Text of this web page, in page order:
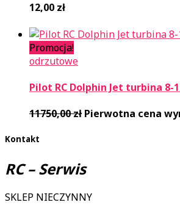
12,00 zł
Promocja!
odrzutowe
Pilot RC Dolphin Jet turbina 8-
11750,00zł Pierwotna cena
Kontakt
RC – Serwis
SKLEP NIECZYNNY